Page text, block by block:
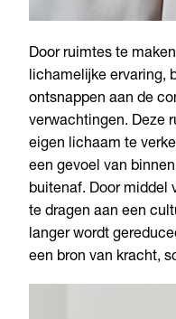
Door ruimtes te
lichamelijke ervaring,
ontsnappen aan de
verwachtingen. Deze
eigen lichaam te
een gevoel van
buitenaf. Door middel
te dragen aan een
langer wordt
een bron van kracht,